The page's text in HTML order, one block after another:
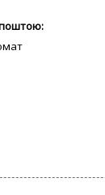
поштою: